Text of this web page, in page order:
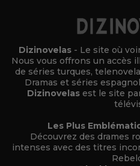
Dizinovelas - Le site où
Nous vous offrons un accès
de séries turques,
Dramas et séries
Dizinovelas est le site
Les Plus
Découvrez des drames
intenses avec des titres